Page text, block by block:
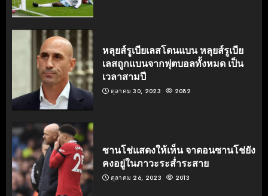
หลุยส์รูเบียเลสโดนแบน หลุยส์รูเบีย
เลสถูกแบนจากฟุตบอลทั้งหมด เป็น
เวลาสามปี
ตุลาคม 30, 2023 2082
ซานโช่แสดงให้เห็น จาดอนซานโช่ยัง
คงอยู่ในภาวะระส่ำระสาย
ตุลาคม 26, 2023 2013